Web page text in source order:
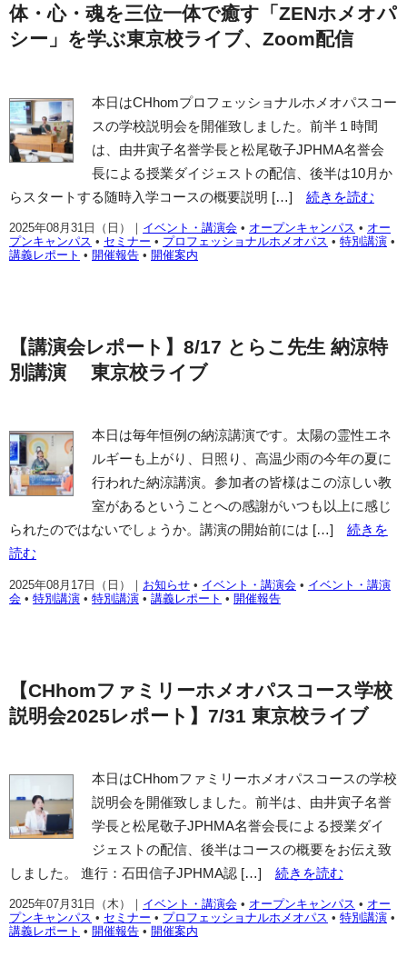
体・心・魂を三位一体で癒す「ZENホメオパ
シー」を学ぶ東京校ライブ、Zoom配信
本日はCHhomプロフェッショナルホメオパスコー
スの学校説明会を開催致しました。前半１時間
は、由井寅子名誉学長と松尾敬子JPHMA名誉会
長による授業ダイジェストの配信、後半は10月か
らスタートする随時入学コースの概要説明 […]
続きを読む
2025年08月31日（日） ｜ イベント・講演会 • オープンキャンパス • オー
プンキャンパス • セミナー • プロフェッショナルホメオパス • 特別講演 •
講義レポート • 開催報告 • 開催案内
【講演会レポート】8/17 とらこ先生 納涼特
別講演 東京校ライブ
本日は毎年恒例の納涼講演です。太陽の霊性エネ
ルギーも上がり、日照り、高温少雨の今年の夏に
行われた納涼講演。参加者の皆様はこの涼しい教
室があるということへの感謝がいつも以上に感じ
られたのではないでしょうか。講演の開始前には […]
続きを
読む
2025年08月17日（日） ｜ お知らせ • イベント・講演会 • イベント・講演
会 • 特別講演 • 特別講演 • 講義レポート • 開催報告
【CHhomファミリーホメオパスコース学校
説明会2025レポート】7/31 東京校ライブ
本日はCHhomファミリーホメオパスコースの学校
説明会を開催致しました。前半は、由井寅子名誉
学長と松尾敬子JPHMA名誉会長による授業ダイ
ジェストの配信、後半はコースの概要をお伝え致
しました。 進行：石田信子JPHMA認 […]
続きを読む
2025年07月31日（木） ｜ イベント・講演会 • オープンキャンパス • オー
プンキャンパス • セミナー • プロフェッショナルホメオパス • 特別講演 •
講義レポート • 開催報告 • 開催案内